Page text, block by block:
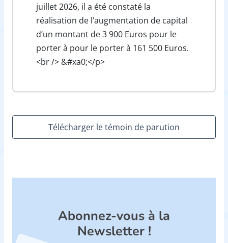
juillet 2026, il a été constaté la
réalisation de l’augmentation de capital
d’un montant de 3 900 Euros pour le
porter à pour le porter à 161 500 Euros.
<br /> &#xa0;</p>
Télécharger le témoin de parution
Abonnez-vous à la
Newsletter !